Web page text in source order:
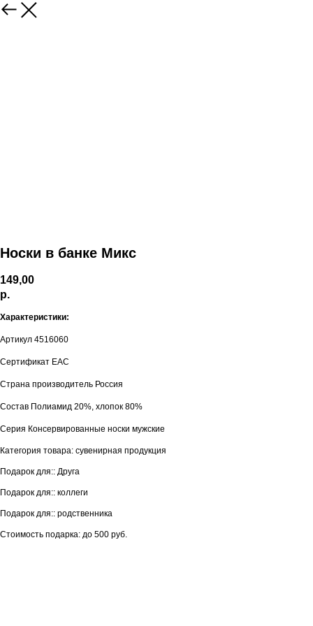
Носки в банке Микс
149,00
р.
Характеристики:
Артикул 4516060
Сертификат ЕАС
Страна производитель Россия
Состав Полиамид 20%, хлопок 80%
Серия Консервированные носки мужские
Категория товара: сувенирная продукция
Подарок для:: Друга
Подарок для:: коллеги
Подарок для:: родственника
Стоимость подарка: до 500 руб.